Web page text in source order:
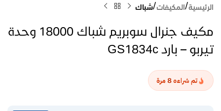
الرئيسية المكيفات شباك
مكيف جنرال سوبريم شباك 18000 وحدة
تيربو – بارد GS1834c
تم شراءه8مرة